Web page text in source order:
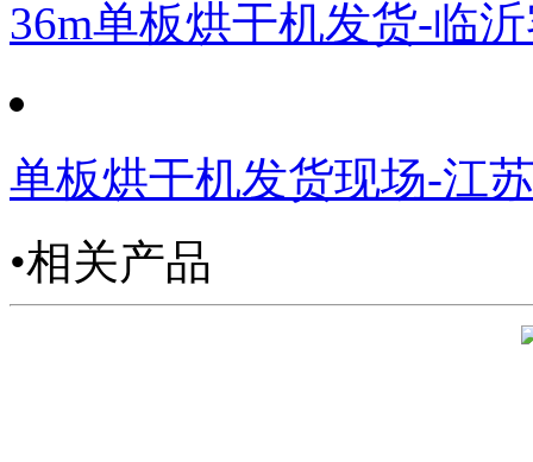
36m单板烘干机发货-临
单板烘干机发货现场-江
•相关产品